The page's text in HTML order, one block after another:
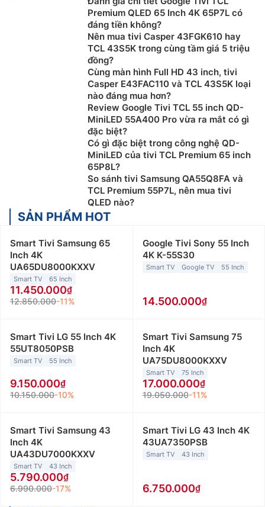
Premium QLED 65 Inch 4K 65P7L có
đáng tiền không?
Nên mua tivi Casper 43FGK610 hay
TCL 43S5K trong cùng tầm giá 5 triệu
đồng?
Cùng màn hình Full HD 43 inch, tivi
Casper E43FAC110 và TCL 43S5K loại
nào đáng mua hơn?
Review Google Tivi TCL 55 inch QD-
MiniLED 55A400 Pro vừa ra mắt có gì
đặc biệt?
Có gì đặc biệt trong công nghệ QD-
MiniLED của tivi TCL Premium 65 inch
65P8L?
So sánh tivi Samsung QA55Q8FA và
TCL Premium 55P7L, nên mua tivi
QLED nào?
SẢN PHẨM HOT
Smart Tivi Samsung 65
Inch 4K
UA65DU8000KXXV
Smart TV 65 Inch
11.450.000
12.850.000-11%
Google Tivi Sony 55 Inch
4K K-55S30
Smart TV Google TV 55 Inch
14.500.000
Smart Tivi LG 55 Inch 4K
55UT8050PSB
Smart TV 55 Inch
9.150.000
10.150.000-10%
Smart Tivi Samsung 75
Inch 4K
UA75DU8000KXXV
Smart TV 75 Inch
17.000.000
19.050.000-11%
Smart Tivi Samsung 43
Inch 4K
UA43DU7000KXXV
Smart TV 43 Inch
5.790.000
6.990.000-17%
Smart Tivi LG 43 Inch 4K
43UA7350PSB
Smart TV 43 Inch
6.750.000